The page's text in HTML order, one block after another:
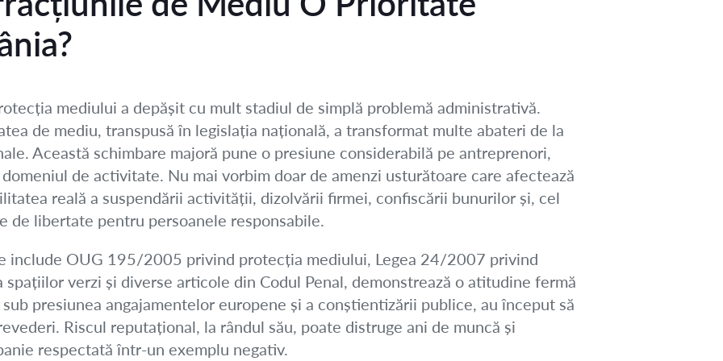
mediului a depășit cu mult stadiul de simplă problemă administrativă.
de mediu, transpusă în legislația națională, a transformat multe abateri de la
Această schimbare majoră pune o presiune considerabilă pe antreprenori,
de activitate. Nu mai vorbim doar de amenzi usturătoare care afectează
reală a suspendării activității, dizolvării firmei, confiscării bunurilor și, cel
de libertate pentru persoanele responsabile.
include OUG 195/2005 privind protecția mediului, Legea 24/2007 privind
verzi și diverse articole din Codul Penal, demonstrează o atitudine fermă
presiunea angajamentelor europene și a conștientizării publice, au început să
Riscul reputațional, la rândul său, poate distruge ani de muncă și
respectată într-un exemplu negativ.